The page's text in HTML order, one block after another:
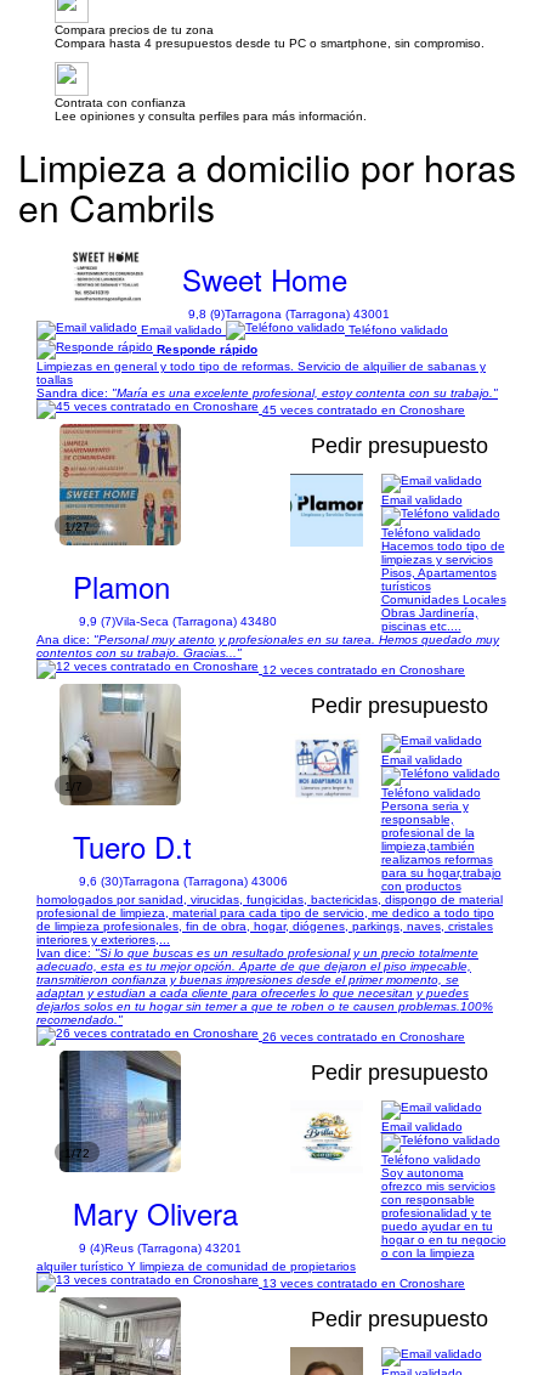
Compara precios de tu zona
Compara hasta 4 presupuestos desde tu PC o smartphone, sin compromiso.
Contrata con confianza
Lee opiniones y consulta perfiles para más información.
Limpieza a domicilio por horas
en Cambrils
Sweet Home
9,8 (9)Tarragona (Tarragona) 43001
Email validado
Teléfono validado
Responde rápido
Limpiezas en general y todo tipo de reformas. Servicio de alquilier de sabanas y
toallas
Sandra dice: "María es una excelente profesional, estoy contenta con su trabajo."
45 veces contratado en Cronoshare
1/27
Pedir presupuesto
Plamon
9,9 (7)Vila-Seca (Tarragona) 43480
Email validado
Teléfono validado
Hacemos todo tipo de
limpiezas y servicios
Pisos, Apartamentos
turísticos
Comunidades Locales
Obras Jardinería,
piscinas etc....
Ana dice: "Personal muy atento y profesionales en su tarea. Hemos quedado muy
contentos con su trabajo. Gracias..."
12 veces contratado en Cronoshare
1/7
Pedir presupuesto
Tuero D.t
9,6 (30)Tarragona (Tarragona) 43006
Email validado
Teléfono validado
Persona seria y
responsable,
profesional de la
limpieza,también
realizamos reformas
para su hogar,trabajo
con productos
homologados por sanidad, virucidas, fungicidas, bactericidas, dispongo de material
profesional de limpieza, material para cada tipo de servicio, me dedico a todo tipo
de limpieza profesionales, fin de obra, hogar, diógenes, parkings, naves, cristales
interiores y exteriores,...
Ivan dice: "Si lo que buscas es un resultado profesional y un precio totalmente
adecuado, esta es tu mejor opción. Aparte de que dejaron el piso impecable,
transmitieron confianza y buenas impresiones desde el primer momento, se
adaptan y estudian a cada cliente para ofrecerles lo que necesitan y puedes
dejarlos solos en tu hogar sin temer a que te roben o te causen problemas.100%
recomendado."
26 veces contratado en Cronoshare
1/72
Pedir presupuesto
Mary Olivera
9 (4)Reus (Tarragona) 43201
Email validado
Teléfono validado
Soy autonoma
ofrezco mis servicios
con responsable
profesionalidad y te
puedo ayudar en tu
hogar o en tu negocio
o con la limpieza
alquiler turístico Y limpieza de comunidad de propietarios
13 veces contratado en Cronoshare
Pedir presupuesto